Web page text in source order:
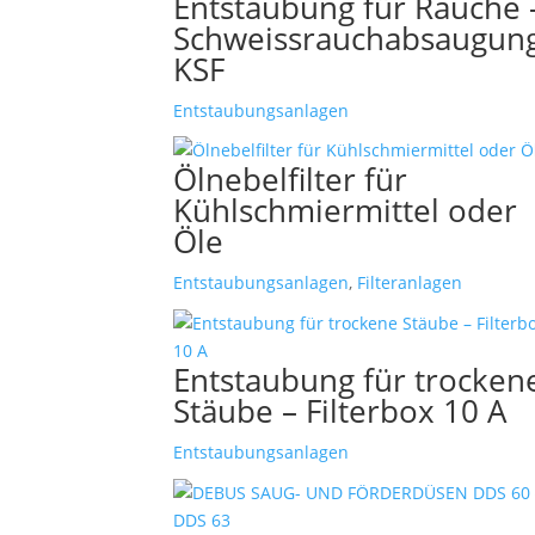
KSF
Entstaubungsanlagen
Ölnebelfilter für
Kühlschmiermittel oder
Öle
Entstaubungsanlagen, Filteranlagen
Entstaubung für
Stäube – Filterbox 10 A
Entstaubungsanlagen